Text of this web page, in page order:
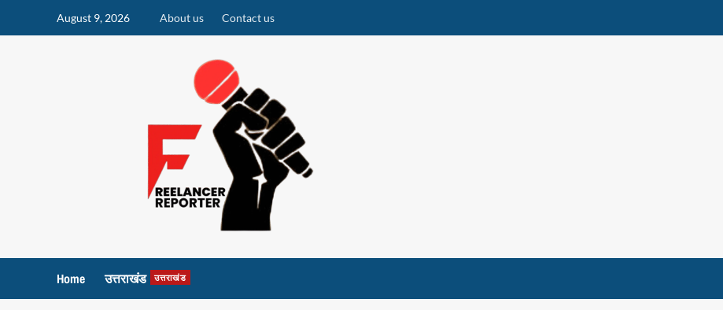
August 9, 2026 About us Contact us
Home उत्तराखंड उत्तराखंड